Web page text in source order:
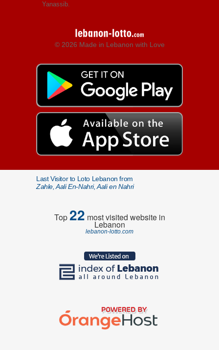
Yanassib.
© 2026 Made in Lebanon with Love
Last Visitor to Loto Lebanon from
Zahle, Aali En-Nahri, Aali en Nahri
Top22 most visited website in
Lebanon
lebanon-lotto.com